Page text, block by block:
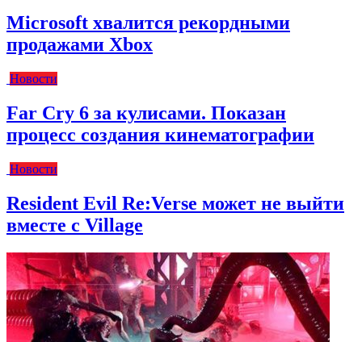
Microsoft хвалится рекордными
продажами Xbox
Новости
Far Cry 6 за кулисами. Показан
процесс создания кинематографии
Новости
Resident Evil Re:Verse может не выйти
вместе с Village